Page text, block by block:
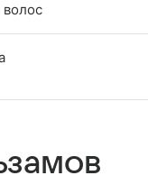
волос